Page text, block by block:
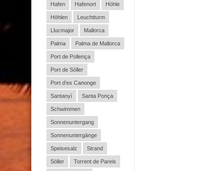
Hafen Hafenort Höhle
Höhlen Leuchtturm
Llucmajor Mallorca
Palma Palma de Mallorca
Port de Pollença
Port de Sóller
Port d’es Canonge
Santanyí Santa Ponça
Schwimmen
Sonnenuntergang
Sonnenuntergänge
Speisesalz Strand
Söller Torrent de Pareis